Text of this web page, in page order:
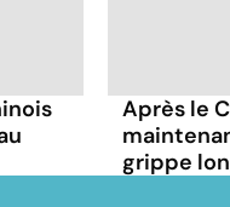
Après le
grippe